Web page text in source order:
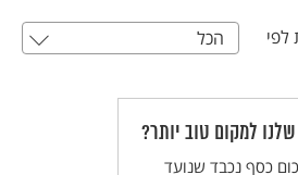
לפי הכל
למקום טוב יותר?
כסף נכבד שנועד